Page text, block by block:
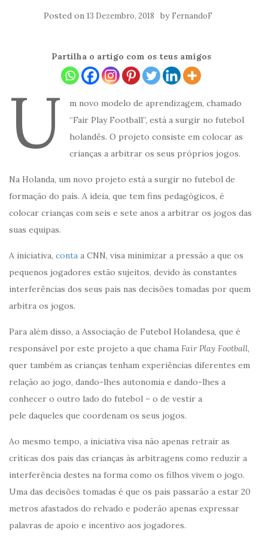
Posted on 13 Dezembro, 2018 by FernandoF
Partilha o artigo com os teus amigos
U
m novo modelo de aprendizagem, chamado
“Fair Play Football”, está a surgir no futebol
holandês. O projeto consiste em colocar as
crianças a arbitrar os seus próprios jogos.
Na Holanda, um novo projeto está a surgir no futebol de
formação do país. A ideia, que tem fins pedagógicos, é
colocar crianças com seis e sete anos a arbitrar os jogos das
suas equipas.
A iniciativa, conta a CNN, visa minimizar a pressão a que os
pequenos jogadores estão sujeitos, devido às constantes
interferências dos seus pais nas decisões tomadas por quem
arbitra os jogos.
Para além disso, a Associação de Futebol Holandesa, que é
responsável por este projeto a que chama Fair Play Football,
quer também as crianças tenham experiências diferentes em
relação ao jogo, dando-lhes autonomia e dando-lhes a
conhecer o outro lado do futebol – o de vestir a
pele daqueles que coordenam os seus jogos.
Ao mesmo tempo, a iniciativa visa não apenas retrair as
críticas dos pais das crianças às arbitragens como reduzir a
interferência destes na forma como os filhos vivem o jogo.
Uma das decisões tomadas é que os pais passarão a estar 20
metros afastados do relvado e poderão apenas expressar
palavras de apoio e incentivo aos jogadores.